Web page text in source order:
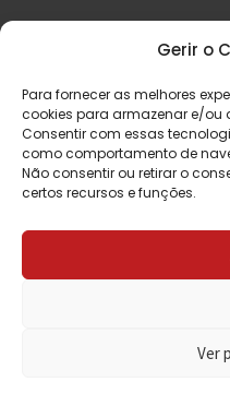
Gerir o
Para fornecer as melhores
cookies para armazenar e/ou
Consentir com essas
como comportamento de
Não consentir ou retirar o
certos recursos e funções.
Ver
POLÍTICA DE
REEMBOLSO
LIVRO DE
CONTACTOS